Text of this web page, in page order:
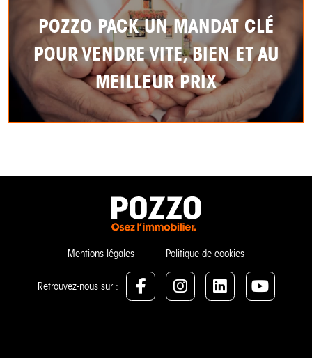
POZZO PACK UN MANDAT CLÉ
POUR VENDRE VITE, BIEN ET AU
MEILLEUR PRIX
Mentions légales Politique de cookies
Retrouvez-nous sur :